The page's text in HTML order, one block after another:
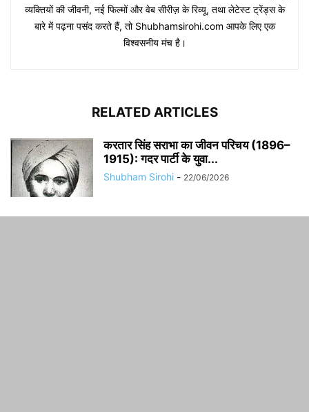
व्यक्तियों की जीवनी, नई फिल्मों और वेब सीरीज़ के रिव्यू, तथा लेटेस्ट ट्रेंड्स के
बारे में पढ़ना पसंद करते हैं, तो Shubhamsirohi.com आपके लिए एक
विश्वसनीय मंच है।
RELATED ARTICLES
करतार सिंह सराभा का जीवन परिचय (1896–
1915): गदर पार्टी के युवा...
Shubham Sirohi - 22/06/2026